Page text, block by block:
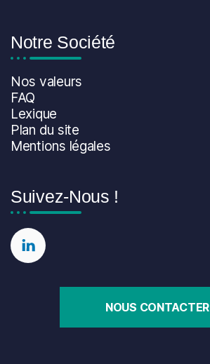
Notre Société
Nos valeurs
FAQ
Lexique
Plan du site
Mentions légales
Suivez-Nous !
NOUS CONTACTER